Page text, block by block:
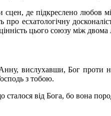
де підкреслено
про есхатологічну
цього союзу між
ви­слухавши, Бог
з тобою.
сталося від Бога, бо вона